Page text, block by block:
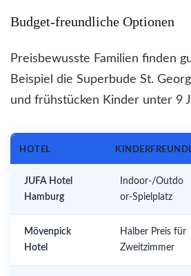
Budget-freundliche Optionen
Preisbewusste Familien finden
Beispiel die Superbude St.
und frühstücken Kinder unter 9
HOTEL
JUFA Hotel
Hamburg
Indoor-/Outdo
or-Spielplatz
Mövenpick
Hotel
Halber Preis für
Zweitzimmer